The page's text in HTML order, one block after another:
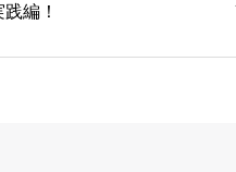
編！